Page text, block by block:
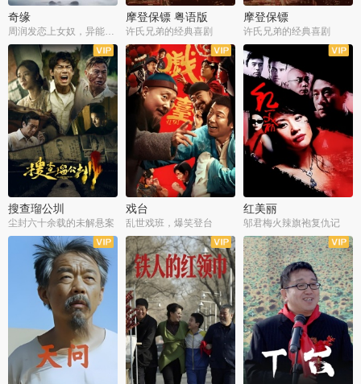
奇缘
周润发恋上女奴，异能护体战邪派
摩登保镖 粤语版
许氏兄弟的经典喜剧
摩登保镖
许氏兄弟的经典喜剧
搜查瑠公圳
尘封六十余载的未解悬案
戏台
乱世戏班，爆笑登台
红美丽
邬君梅火辣旗袍复仇记